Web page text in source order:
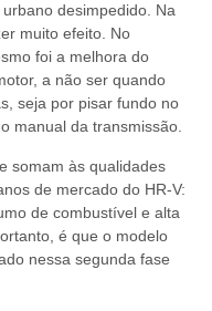
desimpedido. Na
muito efeito. No
foi a melhora do
a não ser quando
seja por pisar fundo no
manual da transmissão.
somam às qualidades
de mercado do HR-V:
de combustível e alta
é que o modelo
nessa segunda fase